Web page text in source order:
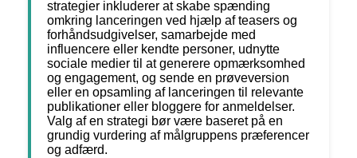
strategier inkluderer at skabe spænding
omkring lanceringen ved hjælp af teasers og
forhåndsudgivelser, samarbejde med
influencere eller kendte personer, udnytte
sociale medier til at generere opmærksomhed
og engagement, og sende en prøveversion
eller en opsamling af lanceringen til relevante
publikationer eller bloggere for anmeldelser.
Valg af en strategi bør være baseret på en
grundig vurdering af målgruppens præferencer
og adfærd.